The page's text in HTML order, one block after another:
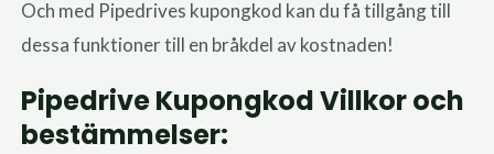
Och med Pipedrives kupongkod kan du få tillgång till
dessa funktioner till en bråkdel av kostnaden!
Pipedrive Kupongkod Villkor och
bestämmelser: